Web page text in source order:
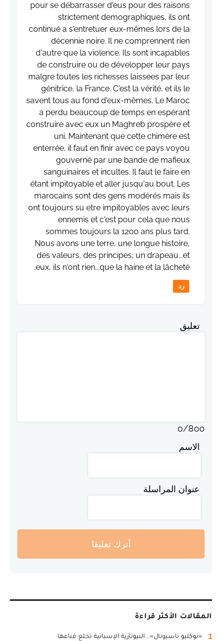
pour se débarrasser d'eus pour des raisons
strictement demographiques, ils ont
continué a s'entretuer eux-mêmes lors de la
décennie noire. Il ne comprennent rien
d'autre que la violence. Ils sont incapables
de construire ou de développer leur pays
malgre toutes les richesses laissees par leur
génitrice, la France. C'est la vérité, et ils le
savent tous au fond d'eux-mêmes. Le Maroc
a perdu beaucoup de temps en espérant
construire avec eux un Maghreb prospère et
uni. Maintenant que cette chimère est
enterrée, il faut en finir avec ce pays voyou
gouverné par une bande de mafieux
sanguinaires et incultes. Il faut le faire en
étant impitoyable et aller jusqu'au bout. Les
marocains sont des gens modérés mais ils
ont toujours su etre impitoyables avec leurs
ennemis et c'est pour cela que nous
sommes toujours la 1200 ans plus tard.
Nous avons une terre, une longue histoire,
des valeurs, des principes, un drapeau...et
eux, ils n'ont rien...que la haine et la lâcheté.
رد
تعليق
0/800
الاسم
عنوان المراسلة
أترك تعليقا
المقالات الأكثر قراءة
1 «نوكليو ناسيونال».. النيونازية الإسبانية تخلع قناعها